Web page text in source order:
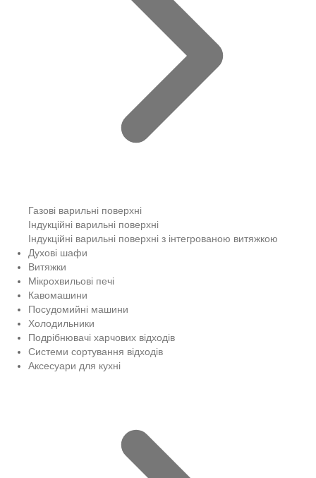
Газові варильні поверхні
Індукційні варильні поверхні
Індукційні варильні поверхні з інтегрованою витяжкою
Духові шафи
Витяжки
Мікрохвильові печі
Кавомашини
Посудомийні машини
Холодильники
Подрібнювачі харчових відходів
Системи сортування відходів
Аксесуари для кухні